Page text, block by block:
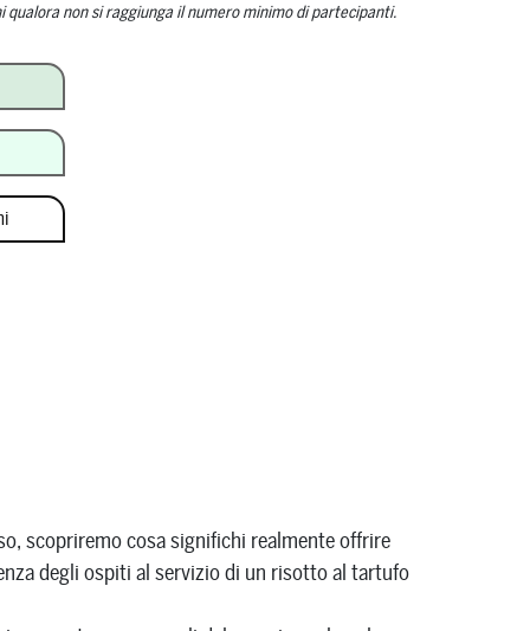
non si raggiunga il numero minimo di partecipanti.
scopriremo cosa significhi realmente offrire
degli ospiti al servizio di un risotto al tartufo